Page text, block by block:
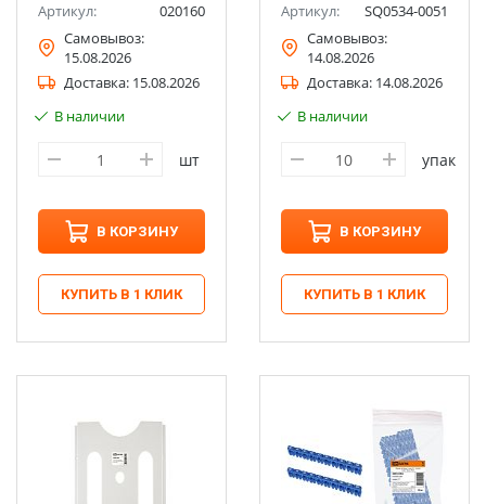
Артикул:
020160
Самовывоз:
15.08.2026
Доставка: 15.08.2026
В наличии
шт
В КОРЗИНУ
КУПИТЬ В 1 КЛИК
Артикул:
SQ0534-0051
Самовывоз:
14.08.2026
Доставка: 14.08.2026
В наличии
упак
В КОРЗИНУ
КУПИТЬ В 1 КЛИК